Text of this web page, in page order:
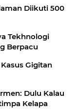
Diikuti 500
Tekhnologi
Berpacu
Gigitan
Dulu Kalau
Kelapa